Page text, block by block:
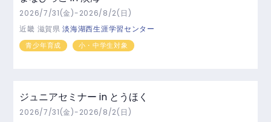
2026/7/31(金)-2026/8/2(日)
近畿 滋賀県淡海湖西生涯学習センター
青少年育成 小・中学生対象
ジュニアセミナー in とうほく
2026/7/31(金)-2026/8/2(日)